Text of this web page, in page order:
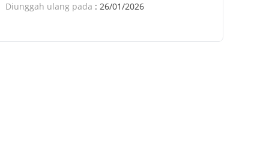
Diunggah ulang pada : 26/01/2026